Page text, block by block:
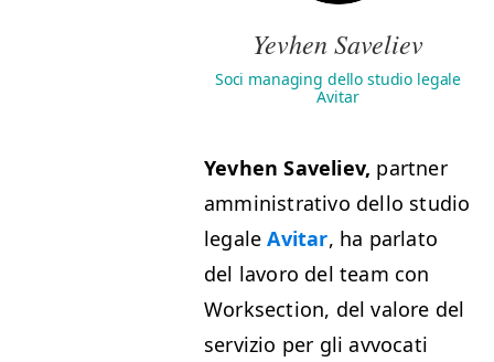
Yevhen Saveliev
Soci managing dello studio legale
Avitar
Yevhen Saveliev, part­ner
ammin­is­tra­ti­vo del­lo stu­dio
legaleAvi­tar, ha par­la­to
del lavoro del team con
Work­sec­tion, del val­ore del
servizio per gli avvo­cati